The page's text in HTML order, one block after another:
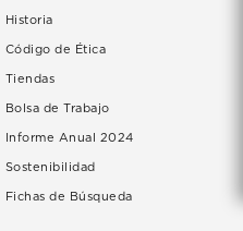
Historia
Código de Ética
Tiendas
Bolsa de Trabajo
Informe Anual 2024
Sostenibilidad
Fichas de Búsqueda